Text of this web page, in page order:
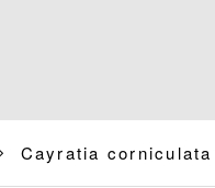
Cayratia corniculata